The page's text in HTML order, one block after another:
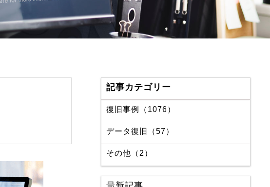
記事カテゴリー
復旧事例（1076）
データ復旧（57）
その他（2）